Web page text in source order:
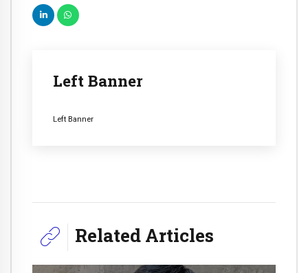
Left Banner
Left Banner
Related Articles